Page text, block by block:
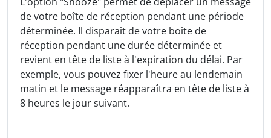
de votre boîte de réception pendant une période
déterminée. Il disparaît de votre boîte de
réception pendant une durée déterminée et
revient en tête de liste à l'expiration du délai. Par
exemple, vous pouvez fixer l'heure au lendemain
matin et le message réapparaîtra en tête de liste à
8 heures le jour suivant.